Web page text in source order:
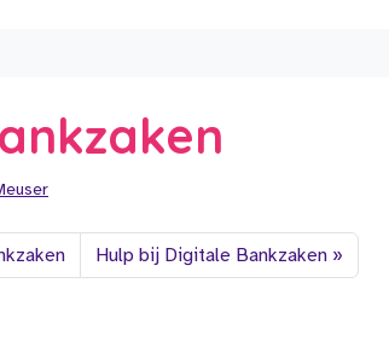
Hulp bij Digitale Bankzaken